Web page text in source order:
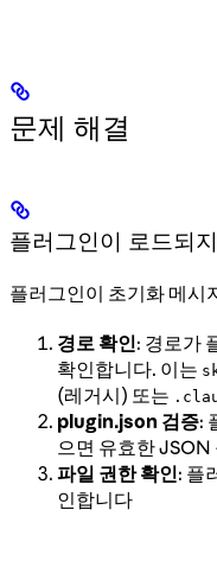
문제 해결
플러그인이 로드되
플러그인이 초기화 메시
경로 확인: 경로가
확인합니다. 이는
(레거시) 또는
plugin.json 검증:
으면 유효한
파일 권한 확인: 플
인합니다